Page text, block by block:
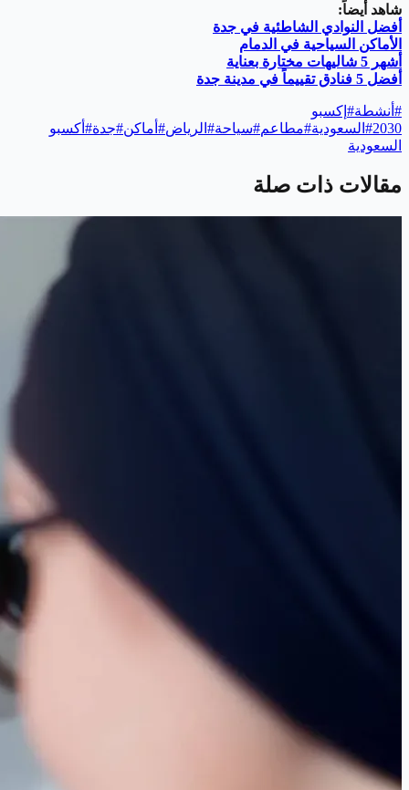
شاهد أيضاً:
أفضل النوادي الشاطئية في جدة
الأماكن السياحية في الدمام
أشهر 5 شاليهات مختارة بعناية
أفضل 5 فنادق تقييماً في مدينة جدة
# أنشطة# إكسبو
2030
# السعودية#مطاعم#سياحة# الرياض# أماكن#جدة# أكسبو
السعودية
مقالات ذات صلة